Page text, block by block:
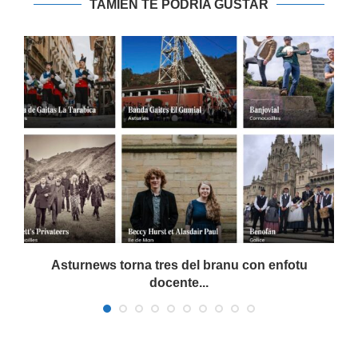
TAMIÉN TE PODRIA GUSTAR
Asturnews torna tres del branu con enfotu
docente...